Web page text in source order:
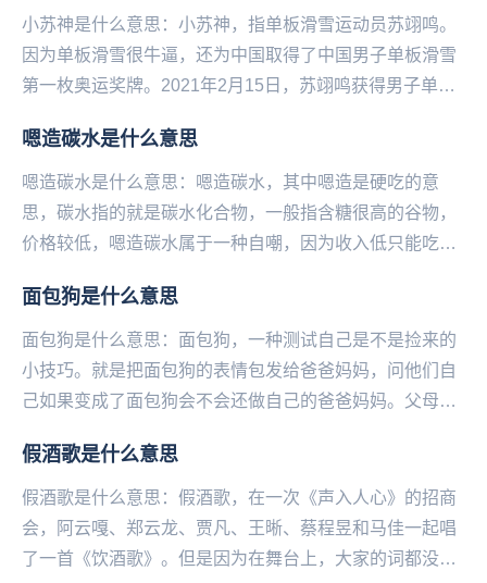
小苏神是什么意思：小苏神，指单‌‌‌‌‌‌‌‌‌‌‌‌‌‌板滑雪运动员苏翊鸣。
因为单板滑雪很牛逼，还为中国取得了中国男子单板滑雪
第一枚奥运奖牌。2021年2月15日，苏翊鸣获得男子单板
嗯造碳水是什么意思
嗯造碳水是什么意思：嗯造碳水，其中嗯造是硬吃的意
思，碳水指的就是碳水化合物，一般指含糖很高的谷物，
价格较低，嗯造碳水属于一种自嘲，因为收入低只‌‌‌‌‌‌‌‌‌能吃便
面包狗是什么意思
面包狗是什么意思：面包狗，一‌‌‌‌‌‌‌‌‌‌‌‌种测试自己是不是捡来的
小技巧。就是把面包狗的表情包发给爸爸妈妈，问他们自
己如果变成了面包狗会不会还做自己的爸爸妈妈。父母们
假酒歌是什么意思
假酒歌是什么意思：假酒歌，在一次《声入人心》的招商
会，阿云嘎、郑云龙、贾凡、王晰、蔡程昱和马佳一起唱
了一首《饮酒歌》。但是因为在舞台上，大家的词都没记